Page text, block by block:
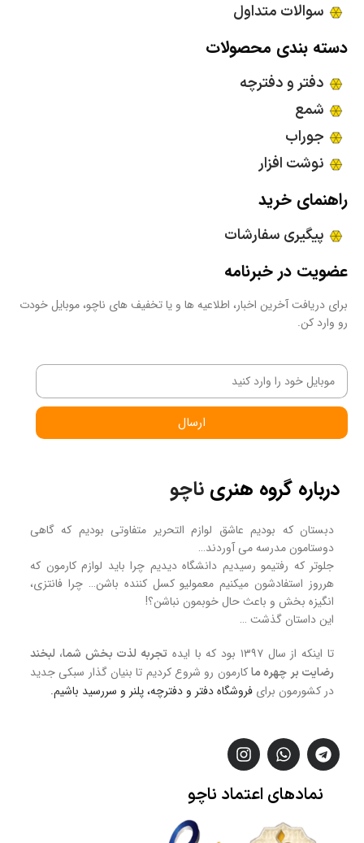
سوالات متداول
دسته بندی محصولات
دفتر و دفترچه
شمع
جوراب
نوشت افزار
راهنمای خرید
پیگیری سفارشات
عضویت در خبرنامه
برای دریافت آخرین اخبار، اطلاعیه ها و یا تخفیف های ناچو، موبایل خودت
رو وارد کن.
ارسال
درباره گروه هنری ناچو
دبستان که بودیم عاشق لوازم التحریر متفاوتی بودیم که گاهی
دوستامون مدرسه می آوردند…
جلوتر که رفتیمو رسیدیم دانشگاه دیدیم چرا باید لوازم کارمون که
هرروز استفادشون میکنیم معمولیو کسل کننده باشن… چرا فانتزی،
انگیزه بخش و باعث حال خوبمون نباشن؟!
این داستان گذشت …
تا اینکه از سال ۱۳۹۷ بود که با ایده
تجربه لذت بخش شما، لبخند
رضایت بر چهره ماکارمون رو شروع کردیم تا بنیان گذار سبکی جدید
در کشورمون برای فروشگاهدفتر و دفترچه، پلنر و سررسید باشیم.
نمادهای اعتماد ناچو